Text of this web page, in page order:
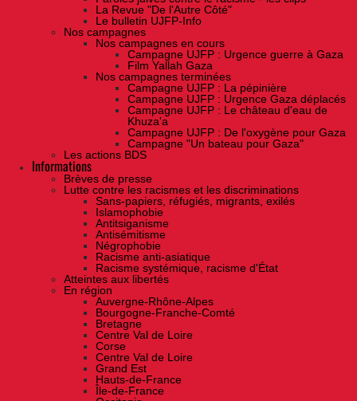
La Revue "De l'Autre Côté"
Le bulletin UJFP-Info
Nos campagnes
Nos campagnes en cours
Campagne UJFP : Urgence guerre à Gaza
Film Yallah Gaza
Nos campagnes terminées
Campagne UJFP : La pépinière
Campagne UJFP : Urgence Gaza déplacés
Campagne UJFP : Le château d'eau de
Khuza'a
Campagne UJFP : De l'oxygène pour Gaza
Campagne "Un bateau pour Gaza"
Les actions BDS
Informations
Brèves de presse
Lutte contre les racismes et les discriminations
Sans-papiers, réfugiés, migrants, exilés
Islamophobie
Antitsiganisme
Antisémitisme
Négrophobie
Racisme anti-asiatique
Racisme systémique, racisme d'État
Atteintes aux libertés
En région
Auvergne-Rhône-Alpes
Bourgogne-Franche-Comté
Bretagne
Centre Val de Loire
Corse
Centre Val de Loire
Grand Est
Hauts-de-France
Île-de-France